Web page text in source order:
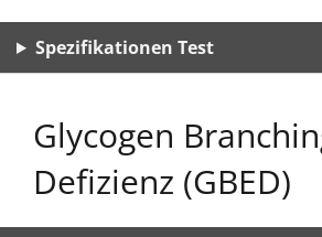
Spezifikationen Test
Glycogen
Defizienz (GBED)